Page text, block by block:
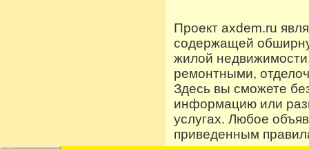
Проект axdem.ru
содержащей
жилой
ремонтными,
Здесь вы сможете
информацию или
услугах. Любое
приведенным